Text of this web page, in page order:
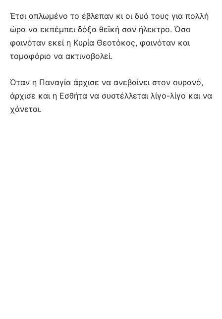
Έτσι απλωμένο το έβλεπαν κι οι δυό τους για πολλή
ώρα να εκπέμπει δόξα θεϊκή σαν ήλεκτρο. Όσο
φαινόταν εκεί η Κυρία Θεοτόκος, φαινόταν και
τομαφόριο να ακτινοβολεί.
Όταν η Παναγία άρχισε να ανεβαίνει στον ουρανό,
άρχισε και η Εσθήτα να συστέλλεται λίγο-λίγο και να
χάνεται.